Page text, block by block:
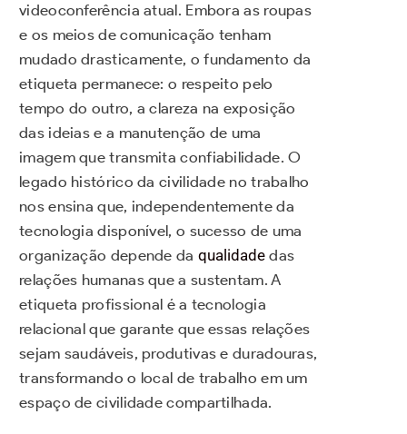
videoconferência atual. Embora as roupas
e os meios de comunicação tenham
mudado drasticamente, o fundamento da
etiqueta permanece: o respeito pelo
tempo do outro, a clareza na exposição
das ideias e a manutenção de uma
imagem que transmita confiabilidade. O
legado histórico da civilidade no trabalho
nos ensina que, independentemente da
tecnologia disponível, o sucesso de uma
organização depende da qualidadedas
relações humanas que a sustentam. A
etiqueta profissional é a tecnologia
relacional que garante que essas relações
sejam saudáveis, produtivas e duradouras,
transformando o local de trabalho em um
espaço de civilidade compartilhada.